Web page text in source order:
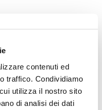
contenuti ed
traffico. Condividiamo
utilizza il nostro sito
di analisi dei dati